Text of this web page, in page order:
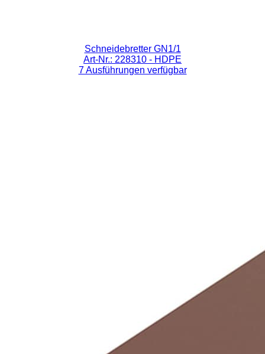
Schneidebretter GN1/1
Art-Nr.: 228310 - HDPE
7 Ausführungen verfügbar